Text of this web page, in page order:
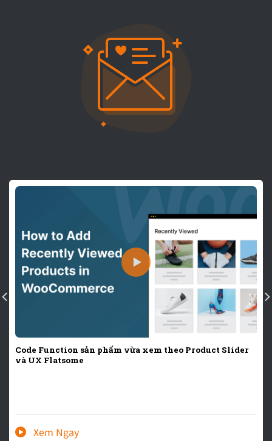
Code Function sản phẩm vừa xem theo Product Slider
và UX Flatsome